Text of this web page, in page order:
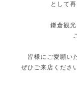
として
鎌倉観
皆様にご愛願い
ぜひご来店くださ